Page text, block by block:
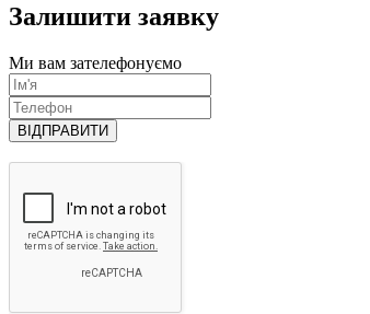
Залишити заявку
Ми вам зателефонуємо
ВІДПРАВИТИ